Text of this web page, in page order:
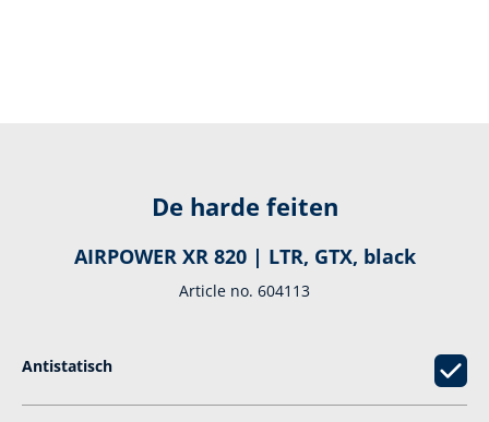
De harde feiten
AIRPOWER XR 820 | LTR, GTX, black
Article no. 604113
Antistatisch